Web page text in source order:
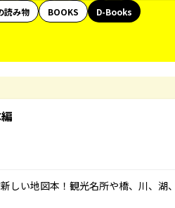
読み物 BOOKS
D-Books
しい地図本！観光名所や橋、川、湖